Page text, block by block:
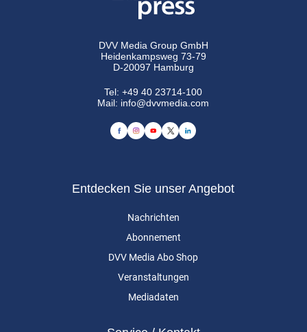
DVV Media Group GmbH
Heidenkampsweg 73-79
D-20097 Hamburg
Tel:+49 40 23714-100
Mail: info@dvvmedia.com
Entdecken Sie unser Angebot
Nachrichten
Abonnement
DVV Media Abo Shop
Veranstaltungen
Mediadaten